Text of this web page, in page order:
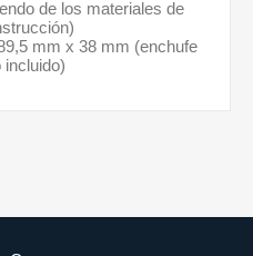
de los materiales de
mm x 38 mm (enchufe
incluido)